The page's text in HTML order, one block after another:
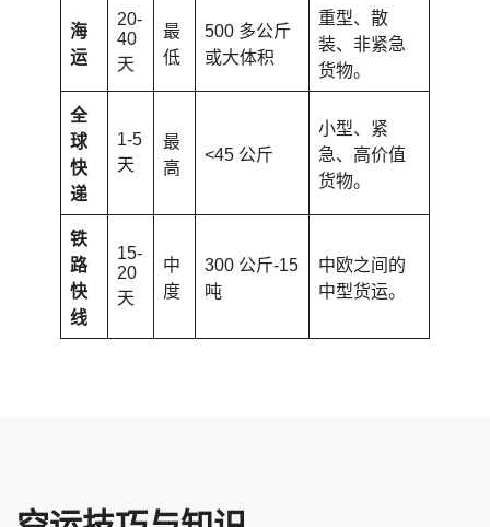
海
运
20-
40
天
最
低
500 多公斤
或大体积
重型、散
装、非紧急
货物。
全
球
快
递
1-5
天
最
高
<45 公斤
小型、紧
急、高价值
货物。
铁
路
快
线
15-
20
天
中
度
300 公斤-15
吨
中欧之间的
中型货运。